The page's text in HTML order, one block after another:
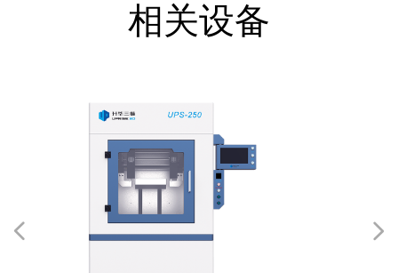
相关设备
넳 넲